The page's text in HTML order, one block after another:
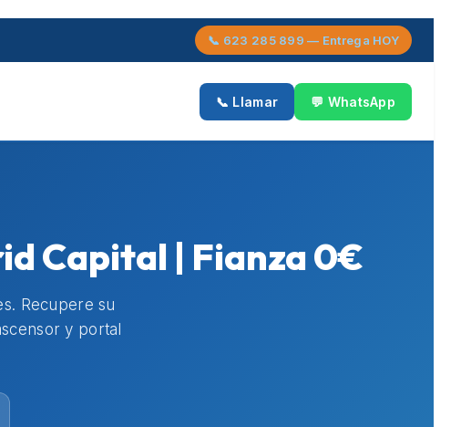
📞 623 285 899 — Entrega HOY
📞 Llamar 💬 WhatsApp
Capital | Fianza 0€
Recupere su
y portal